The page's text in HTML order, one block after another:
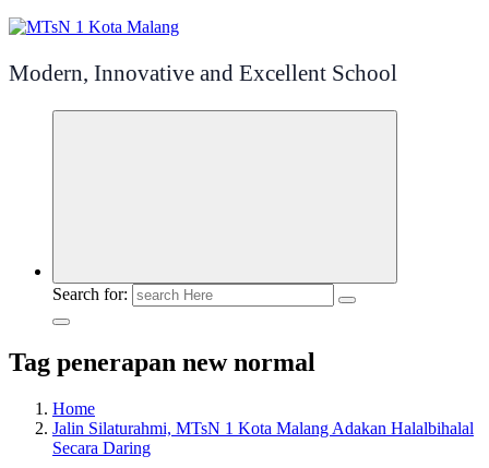
Modern, Innovative and Excellent School
Search for:
Tag penerapan new normal
Home
Jalin Silaturahmi, MTsN 1 Kota Malang Adakan Halalbihalal
Secara Daring